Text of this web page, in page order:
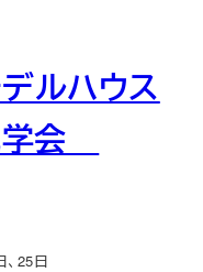
ルハウス
会
、25日